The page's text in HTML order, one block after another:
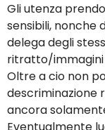
Gli utenza
sensibili, nonche
delega degli
ritratto/immagini
Oltre a cio non
descriminazione
ancora